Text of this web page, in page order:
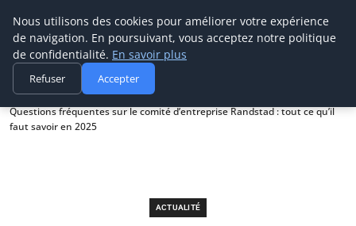
Prospection Pro
Accueil
Actualité
Questions fréquentes sur le comité d’entreprise Randstad : tout ce qu’il
faut savoir en 2025
ACTUALITÉ
Nous utilisons des cookies pour améliorer votre expérience
de navigation. En poursuivant, vous acceptez notre politique
de confidentialité. En savoir plus
Refuser Accepter